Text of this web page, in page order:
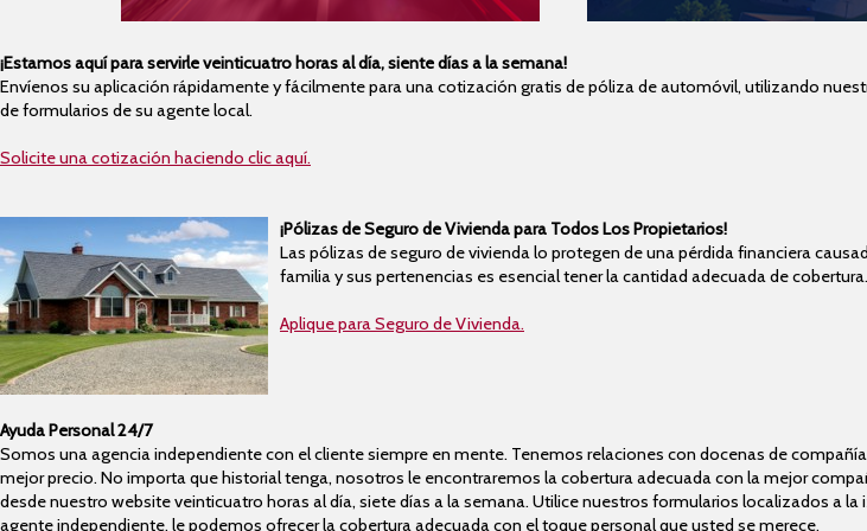
¡Estamos aquí para servirle veinticuatro horas al día, siente días a la semana!
Envíenos su aplicación rápidamente y fácilmente para una cotización gratis de póliza de automóvil, utilizando
de formularios de su agente local.
Solicite una cotización haciendo clic aquí.
¡Pólizas de Seguro de Vivienda para Todos Los Propietarios!
Las pólizas de seguro de vivienda lo protegen de una pérdida financiera
familia y sus pertenencias es esencial tener la cantidad adecuada de cobertura.
Aplique para Seguro de Vivienda.
Ayuda Personal 24/7
Somos una agencia independiente con el cliente siempre en mente. Tenemos relaciones con docenas de
mejor precio. No importa que historial tenga, nosotros le encontraremos la cobertura adecuada con la mejor
desde nuestro website veinticuatro horas al día, siete días a la semana. Utilice nuestros formularios localizados a
agente independiente, le podemos ofrecer la cobertura adecuada con el toque personal que usted se merece.